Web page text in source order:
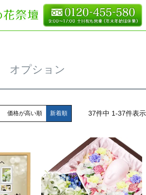
オプション
価格が高い順 新着順 37件中 1-37件表示